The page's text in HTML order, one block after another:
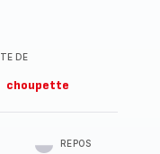
DE
choupette
REPOS